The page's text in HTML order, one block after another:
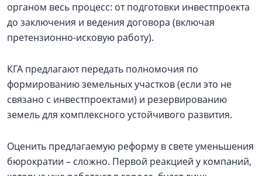
органом весь процесс: от подготовки инвестпроекта
до заключения и ведения договора (включая
претензионно-исковую работу).
КГА предлагают передать полномочия по
формированию земельных участков (если это не
связано с инвестпроектами) и резервированию
земель для комплексного устойчивого развития.
Оценить предлагаемую реформу в свете уменьшения
бюрократии – сложно. Первой реакцией у компаний,